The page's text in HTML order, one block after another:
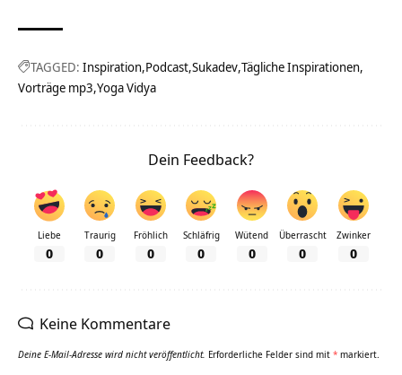
TAGGED: Inspiration Podcast Sukadev Tägliche Inspirationen
Vorträge mp3 Yoga Vidya
Dein Feedback?
Liebe
0
Traurig
0
Fröhlich
0
Schläfrig
0
Wütend
0
Überrascht
0
Zwinker
0
Keine Kommentare
Deine E-Mail-Adresse wird nicht veröffentlicht. Erforderliche Felder sind mit * markiert.